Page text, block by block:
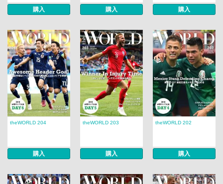
購入 購入 購入
theWORLD 204
購入
theWORLD 203
購入
theWORLD 202
購入